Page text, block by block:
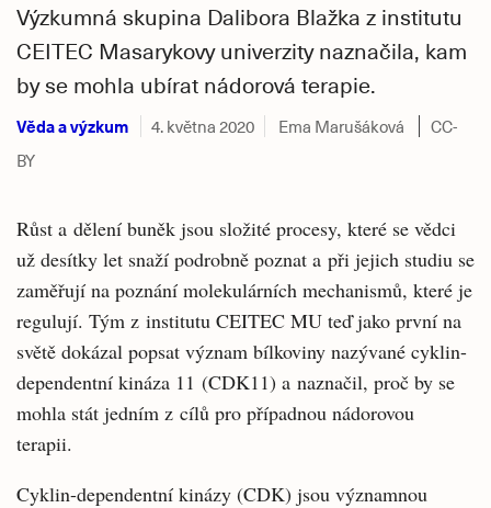
Výzkumná skupina Dalibora Blažka z institutu
CEITEC Masarykovy univerzity naznačila, kam
by se mohla ubírat nádorová terapie.
Věda a výzkum 4. května 2020 Ema Marušáková
CC-
BY
Růst a dělení buněk jsou složité procesy, které se vědci
už desítky let snaží podrobně poznat a při jejich studiu se
zaměřují na poznání molekulárních mechanismů, které je
regulují. Tým z institutu CEITEC MU teď jako první na
světě dokázal popsat význam bílkoviny nazývané cyklin-
dependentní kináza 11 (CDK11) a naznačil, proč by se
mohla stát jedním z cílů pro případnou nádorovou
terapii.
Cyklin-dependentní kinázy (CDK) jsou významnou